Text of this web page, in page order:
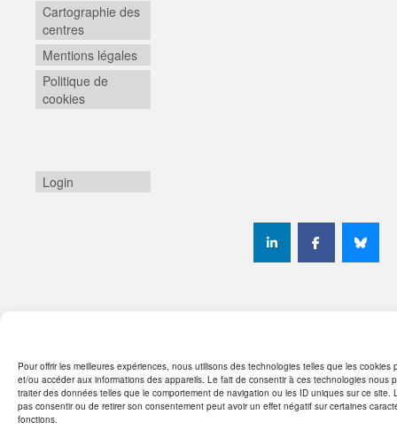
Pour offrir les meilleures expériences, nous utilisons des technologies telles que les cookies
et/ou accéder aux informations des appareils. Le fait de consentir à ces technologies nous
traiter des données telles que le comportement de navigation ou les ID uniques sur ce site.
pas consentir ou de retirer son consentement peut avoir un effet négatif sur certaines
fonctions.
Cartographie des
centres
Mentions légales
Politique de
cookies
Login